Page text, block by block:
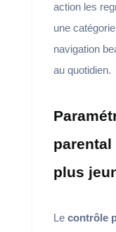
action les
une
navigation
au quotidien.
plus
Le contrôle